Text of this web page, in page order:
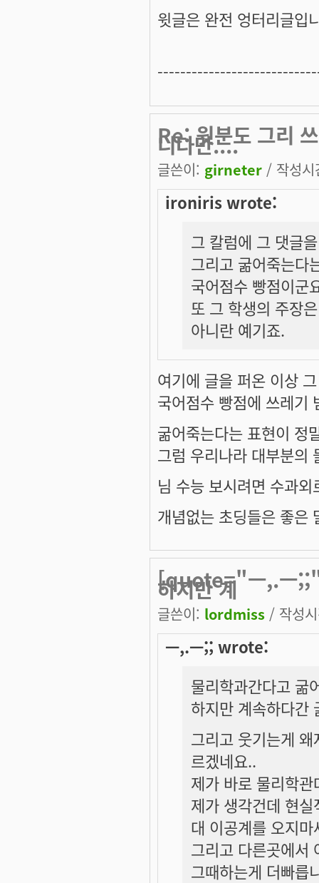
윗글은 완전 엉터리글입
Re: 윗분도 그리
니다만....
글쓴이: girneter / 작성
ironiris wrote:
그 칼럼에 그 댓글
그리고 굶어죽는다
국어점수 빵점이군
또 그 학생의 주장
아니란 예기죠.
여기에 글을 퍼온 이상
국어점수 빵점에 쓰레기
굶어죽는다는 표현이 정
그럼 우리나라 대부분의
님 수능 보시려면 수과외
개념없는 초딩들은 좋은
[quote="ㅡ,.ㅡ;;"]
하지만 계
글쓴이: lordmiss / 작성
ㅡ,.ㅡ;; wrote:
물리학과간다고 굶
하지만 계속하다간
그리고 웃기는게
르겠네요..
제가 바로 물리학관
제가 생각건데 현
대 이공계를 오지마
그리고 다른곳에서
그때하는게 더빠릅